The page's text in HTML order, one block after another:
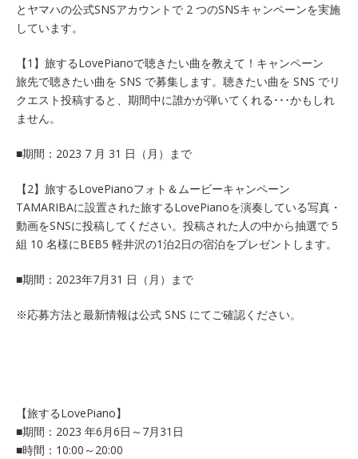
とヤマハの公式SNSアカウントで 2 つのSNSキャンペーンを実施
しています。
【1】旅するLovePianoで聴きたい曲を教えて！キャンペーン
旅先で聴きたい曲を SNS で募集します。聴きたい曲を SNS でリ
クエスト投稿すると、期間中に誰かが弾いてくれる･･･かもしれ
ません。
■期間：2023 7 月 31 日（月）まで
【2】旅するLovePianoフォト＆ムービーキャンペーン
TAMARIBAに設置された旅するLovePianoを演奏している写真・
動画をSNSに投稿してください。投稿された人の中から抽選で 5
組 10 名様にBEB5 軽井沢の1泊2日の宿泊をプレゼントします。
■期間：2023年7月31 日（月）まで
※応募方法と最新情報は公式 SNS にてご確認ください。
【旅するLovePiano】
■期間：2023 年6月6日～7月31日
■時間：10:00～20:00